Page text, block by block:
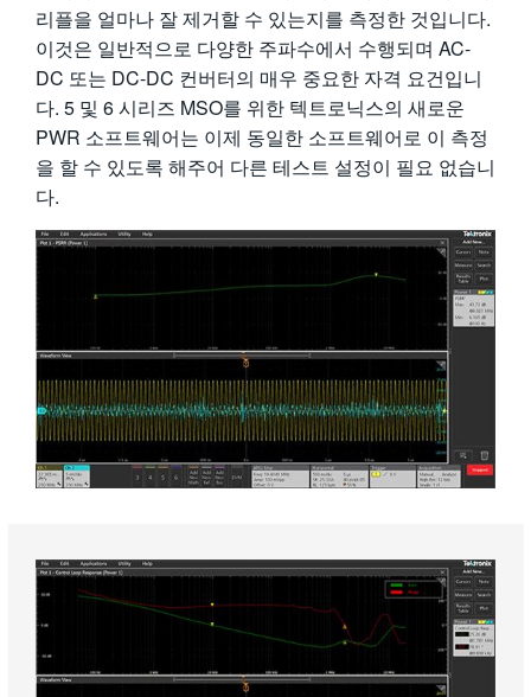
리플을 얼마나 잘 제거할 수 있는지를 측정한 것입니다.
이것은 일반적으로 다양한 주파수에서 수행되며 AC-
DC 또는 DC-DC 컨버터의 매우 중요한 자격 요건입니
다. 5 및 6 시리즈 MSO를 위한 텍트로닉스의 새로운
PWR 소프트웨어는 이제 동일한 소프트웨어로 이 측정
을 할 수 있도록 해주어 다른 테스트 설정이 필요 없습니
다.